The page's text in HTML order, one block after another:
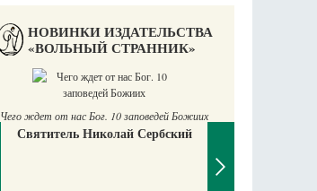
НОВИНКИ ИЗДАТЕЛЬСТВА
«ВОЛЬНЫЙ СТРАННИК»
Чего ждет от нас Бог. 10 заповедей Божиих
Святитель Николай Сербский